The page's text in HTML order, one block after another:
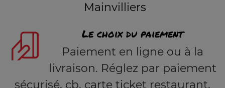
Mainvilliers
Le choix du paiement
Paiement en ligne ou à la
livraison. Réglez par paiement
sécurisé, cb, carte ticket restaurant,